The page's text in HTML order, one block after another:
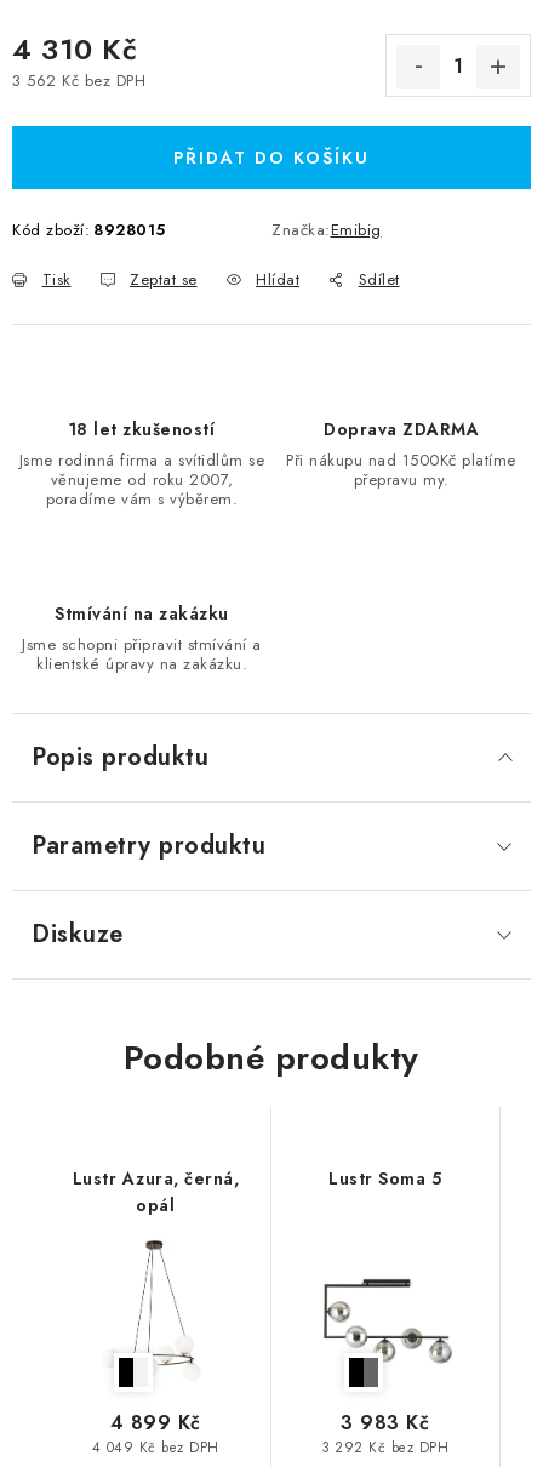
4 310 Kč
3 562 Kč bez DPH
PŘIDAT DO KOŠÍKU
Kód zboží: 8928015 Značka:Emibig
Tisk Zeptat se Hlídat Sdílet
18 let zkušeností
Jsme rodinná firma a svítidlům se
věnujeme od roku 2007,
poradíme vám s výběrem.
Doprava ZDARMA
Při nákupu nad 1500Kč platíme
přepravu my.
Stmívání na zakázku
Jsme schopni připravit stmívání a
klientské úpravy na zakázku.
Popis produktu
Parametry produktu
Diskuze
Podobné produkty
Lustr Azura, černá,
opál
4 049 Kč bez DPH
4 899 Kč
Lustr Soma 5
3 292 Kč bez DPH
3 983 Kč